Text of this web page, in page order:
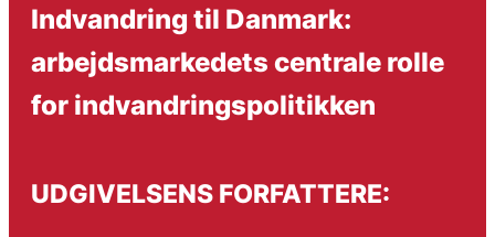
Indvandring til Danmark:
arbejdsmarkedets centrale rolle
for indvandringspolitikken
UDGIVELSENS FORFATTERE: